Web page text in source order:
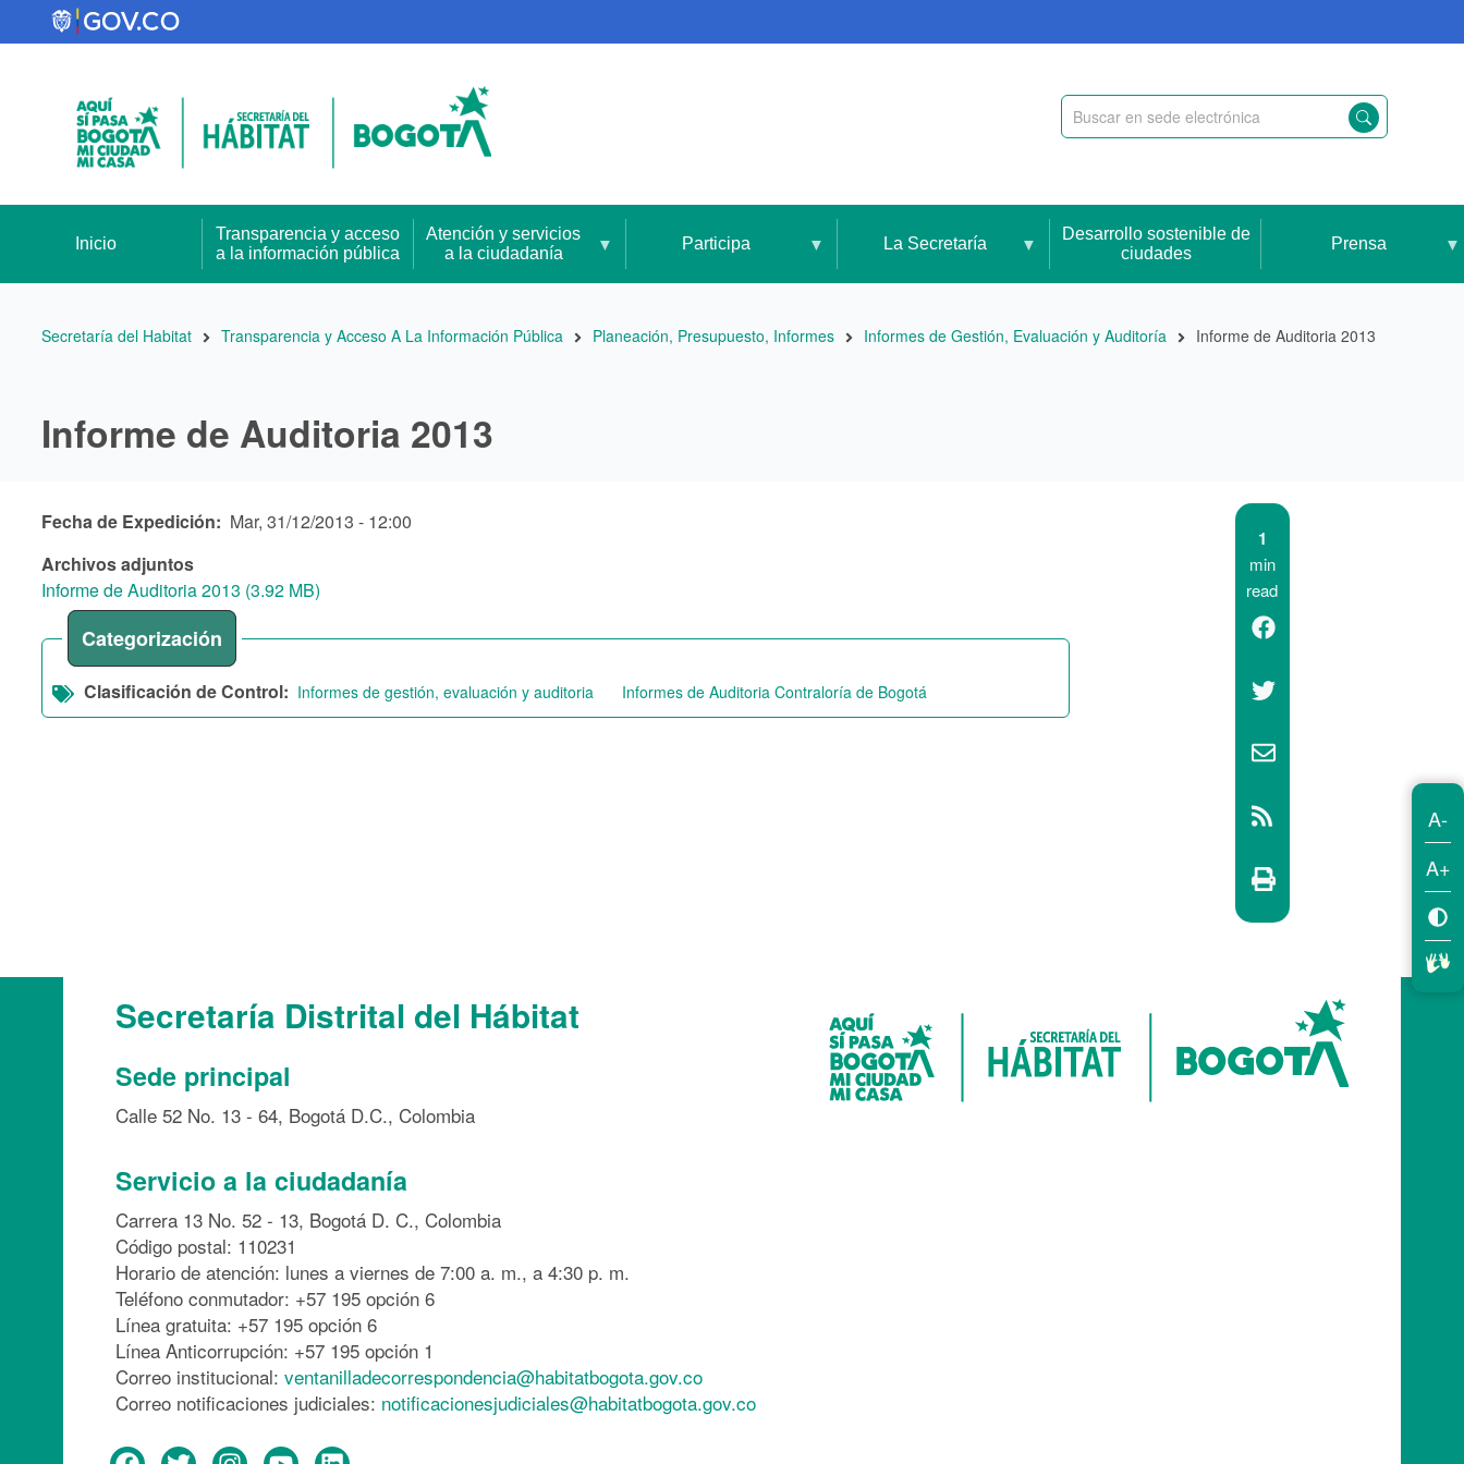
al
Inicio
Transparencia y acceso
a la información pública
Atención y servicios
a la ciudadanía
Participa La Secretaría
Desarrollo sostenible de
ciudades
Prensa
Ruta
navegación
Secretaría del Habitat Transparencia y Acceso A La Información Pública Planeación, Presupuesto, Informes Informes de Gestión, Evaluación y Auditoría Informe de Auditoria 2013
Informe de Auditoria 2013
Fecha de Expedición
Mar, 31/12/2013 - 12:00
Archivos adjuntos
Informe de Auditoria 2013 (3.92 MB)
Categorización
Clasificación de Control Informes de gestión, evaluación y auditoria Informes de Auditoria Contraloría de Bogotá
1
min
read
Secretaría Distrital del Hábitat
Sede principal
Calle 52 No. 13 - 64, Bogotá D.C., Colombia
Servicio a la ciudadanía
Carrera 13 No. 52 - 13, Bogotá D. C., Colombia
Código postal: 110231
Horario de atención: lunes a viernes de 7:00 a. m., a 4:30 p. m.
Teléfono conmutador: +57 195 opción 6
Línea gratuita: +57 195 opción 6
Línea Anticorrupción: +57 195 opción 1
Correo institucional:ventanilladecorrespondencia@habitatbogota.gov.co
Correo notificaciones judiciales: notificacionesjudiciales@habitatbogota.gov.co
A-
A+